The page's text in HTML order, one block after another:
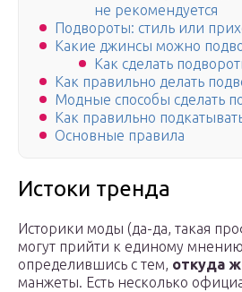
не рекомендуется
Подвороты: стиль или
Какие джинсы можно
Как сделать
Как правильно делать
Модные способы сделать
Как правильно
Основные правила
Истоки тренда
Историки моды (да-да, такая
могут прийти к единому
определившись с тем, откуда
манжеты. Есть несколько